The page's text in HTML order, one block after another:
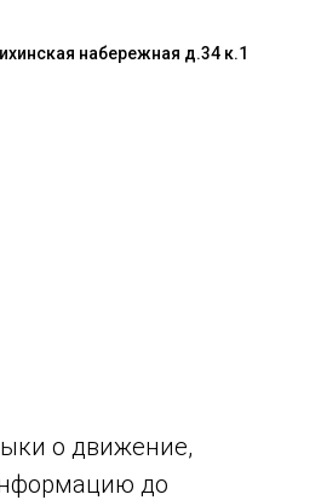
набережная д.34 к.1
о движение,
до